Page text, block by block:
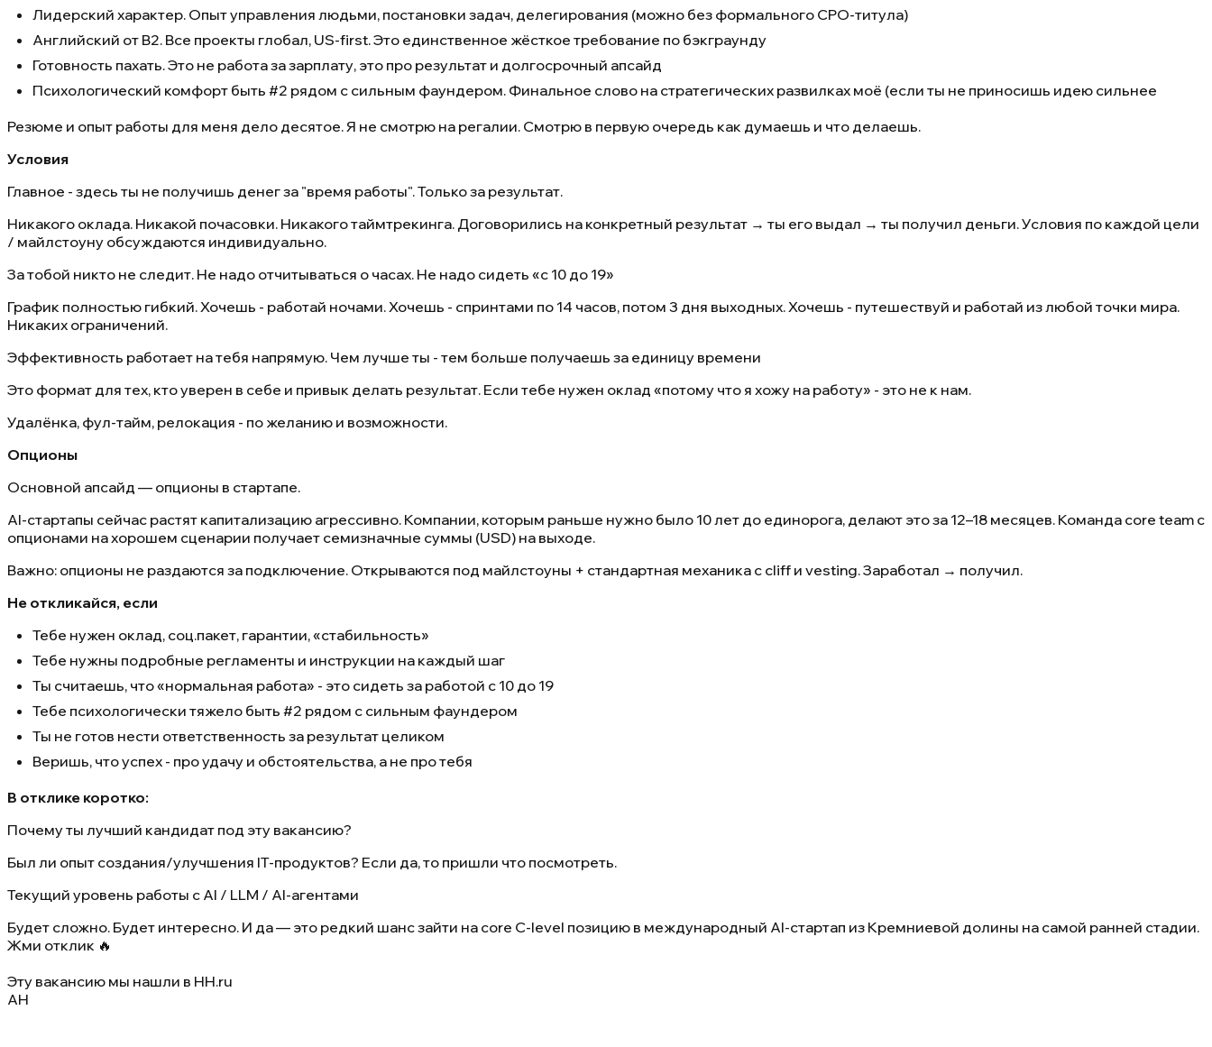
Лидерский характер. Опыт управления людьми, постановки задач, делегирования (можно без формального CPO-титула)
Английский от B2. Все проекты глобал, US-first. Это единственное жёсткое требование по бэкграунду
Готовность пахать. Это не работа за зарплату, это про результат и долгосрочный апсайд
Психологический комфорт быть #2 рядом с сильным фаундером. Финальное слово на стратегических развилках моё (если ты не приносишь идею сильнее
Резюме и опыт работы для меня дело десятое. Я не смотрю на регалии. Смотрю в первую очередь как думаешь и что делаешь.
Условия
Главное - здесь ты не получишь денег за "время работы". Только за результат.
Никакого оклада. Никакой почасовки. Никакого таймтрекинга. Договорились на конкретный результат → ты его выдал → ты получил деньги. Условия по каждой цели
/ майлстоуну обсуждаются индивидуально.
За тобой никто не следит. Не надо отчитываться о часах. Не надо сидеть «с 10 до 19»
График полностью гибкий. Хочешь - работай ночами. Хочешь - спринтами по 14 часов, потом 3 дня выходных. Хочешь - путешествуй и работай из любой точки мира.
Никаких ограничений.
Эффективность работает на тебя напрямую. Чем лучше ты - тем больше получаешь за единицу времени
Это формат для тех, кто уверен в себе и привык делать результат. Если тебе нужен оклад «потому что я хожу на работу» - это не к нам.
Удалёнка, фул-тайм, релокация - по желанию и возможности.
Опционы
Основной апсайд — опционы в стартапе.
AI-стартапы сейчас растят капитализацию агрессивно. Компании, которым раньше нужно было 10 лет до единорога, делают это за 12–18 месяцев. Команда core team с
опционами на хорошем сценарии получает семизначные суммы (USD) на выходе.
Важно: опционы не раздаются за подключение. Открываются под майлстоуны + стандартная механика с cliff и vesting. Заработал → получил.
Не откликайся, если
Тебе нужен оклад, соц.пакет, гарантии, «стабильность»
Тебе нужны подробные регламенты и инструкции на каждый шаг
Ты считаешь, что «нормальная работа» - это сидеть за работой с 10 до 19
Тебе психологически тяжело быть #2 рядом с сильным фаундером
Ты не готов нести ответственность за результат целиком
Веришь, что успех - про удачу и обстоятельства, а не про тебя
В отклике коротко:
Почему ты лучший кандидат под эту вакансию?
Был ли опыт создания/улучшения IT-продуктов? Если да, то пришли что посмотреть.
Текущий уровень работы с AI / LLM / AI-агентами
Будет сложно. Будет интересно. И да — это редкий шанс зайти на core C-level позицию в международный AI-стартап из Кремниевой долины на самой ранней стадии.
Жми отклик 🔥
Эту вакансию мы нашли в HH.ru
AH